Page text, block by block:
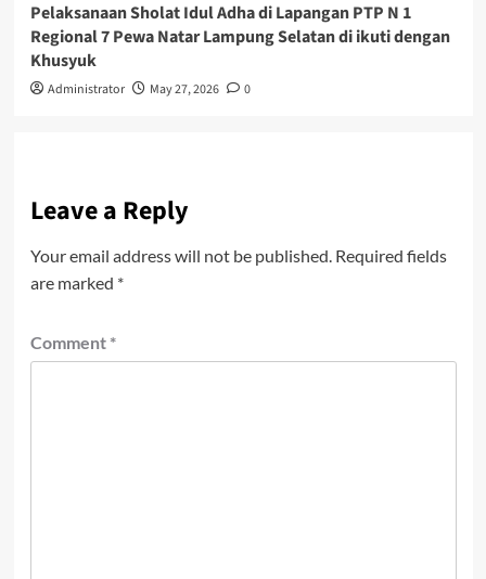
Pelaksanaan Sholat Idul Adha di Lapangan PTP N 1
Regional 7 Pewa Natar Lampung Selatan di ikuti dengan
Khusyuk
Administrator May 27, 2026 0
Leave a Reply
Your email address will not be published. Required fields
are marked *
Comment *